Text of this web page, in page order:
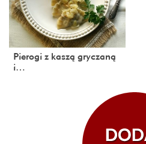
Pierogi z kaszą gryczaną
i…